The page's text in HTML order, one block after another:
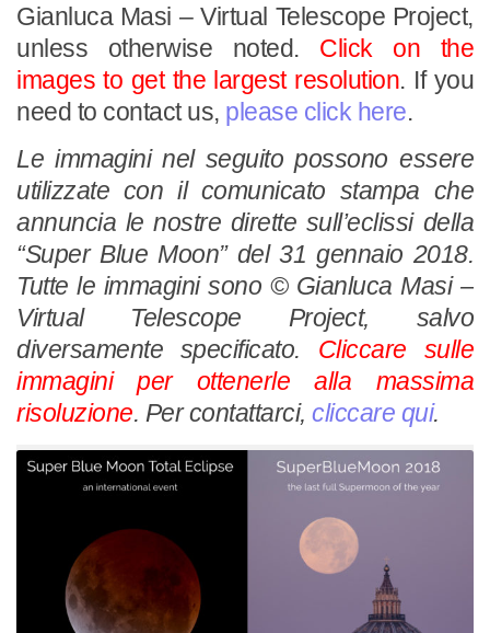
Gianluca Masi – Virtual Telescope Project,
unless otherwise noted. Click on the
images to get the largest resolution. If you
need to contact us, please click here.
Le immagini nel seguito possono essere
utilizzate con il comunicato stampa che
annuncia le nostre dirette sull’eclissi della
“Super Blue Moon” del 31 gennaio 2018.
Tutte le immagini sono © Gianluca Masi –
Virtual Telescope Project, salvo
diversamente specificato. Cliccare sulle
immagini per ottenerle alla massima
risoluzione. Per contattarci, cliccare qui.